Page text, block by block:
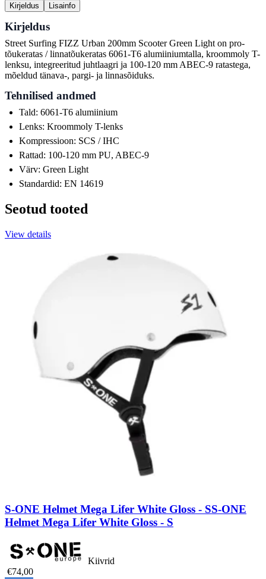
Kirjeldus Lisainfo
Kirjeldus
Street Surfing FIZZ Urban 200mm Scooter Green Light on pro-
tõukeratas / linnatõukeratas 6061-T6 alumiiniumtalla, kroommoly T-
lenksu, integreeritud juhtlaagri ja 100-120 mm ABEC-9 ratastega,
mõeldud tänava-, pargi- ja linnasõiduks.
Tehnilised andmed
Tald: 6061-T6 alumiinium
Lenks: Kroommoly T-lenks
Kompressioon: SCS / IHC
Rattad: 100-120 mm PU, ABEC-9
Värv: Green Light
Standardid: EN 14619
Seotud tooted
View details
S-ONE Helmet Mega Lifer White Gloss - SS-ONE
Helmet Mega Lifer White Gloss - S
Kiivrid
€74,00